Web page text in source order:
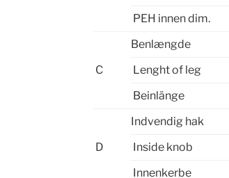
PEH innen dim.
C
Benlængde
Lenght of leg
Beinlänge
D
Indvendig hak
Inside knob
Innenkerbe